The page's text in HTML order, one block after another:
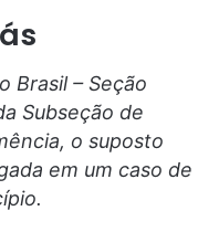
Brasil – Seção
Subseção de
o suposto
em um caso de